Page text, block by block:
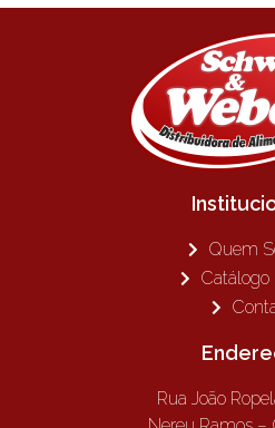
Quem
Catálogo
Rua João